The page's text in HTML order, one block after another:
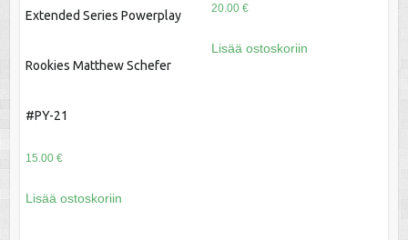
Extended Series Powerplay
Rookies Matthew Schefer
#PY-21
15.00 €
Lisää ostoskoriin
20.00 €
Lisää ostoskoriin